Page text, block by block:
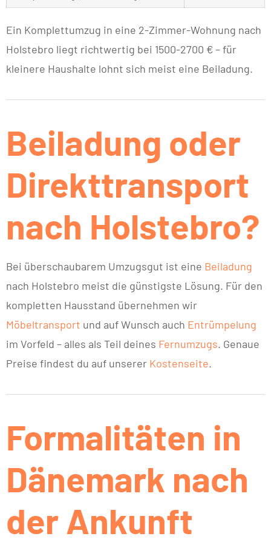
Ein Komplettumzug in eine 2-Zimmer-Wohnung nach
Holstebro liegt richtwertig bei 1500-2700 € – für
kleinere Haushalte lohnt sich meist eine Beiladung.
Beiladung oder
Direkttransport
nach Holstebro?
Bei überschaubarem Umzugsgut ist eine Beiladung
nach Holstebro meist die günstigste Lösung. Für den
kompletten Hausstand übernehmen wir
Möbeltransport und auf Wunsch auch Entrümpelung
im Vorfeld – alles als Teil deines Fernumzugs. Genaue
Preise findest du auf unserer Kostenseite.
Formalitäten in
Dänemark nach
der Ankunft